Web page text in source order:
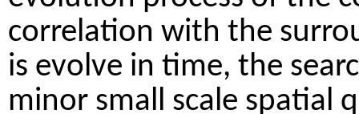
correlation with the
is evolve in time, the
minor small scale spatial